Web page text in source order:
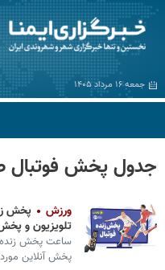
جمعه ۱۶ مرداد ۱۴۰۵
جدول پخش فوتبال
ورزش
تلویزیون و
پخش آنلاین